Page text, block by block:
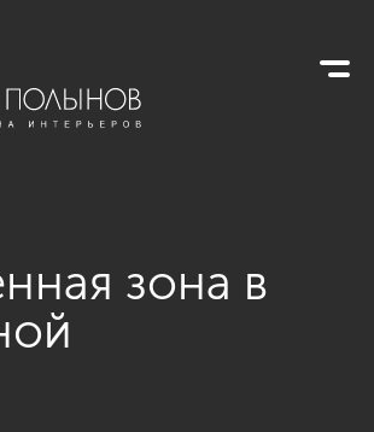
зона в